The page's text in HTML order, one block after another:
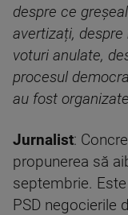
despre ce
avertizați,
voturi anulate,
procesul
au fost
Jurnalist:
propunerea să
septembrie.
PSD negocierile